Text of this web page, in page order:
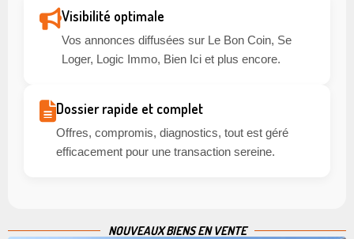
Visibilité optimale
Vos annonces diffusées sur Le Bon Coin, Se
Loger, Logic Immo, Bien Ici et plus encore.
Dossier rapide et complet
Offres, compromis, diagnostics, tout est géré
efficacement pour une transaction sereine.
NOUVEAUX BIENS EN VENTE